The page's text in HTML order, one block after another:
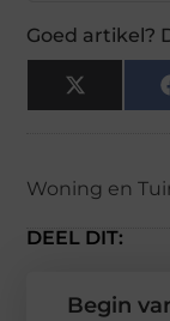
Goed artikel?
X
(Twitter)
Woning en
DEEL DIT:
Begin